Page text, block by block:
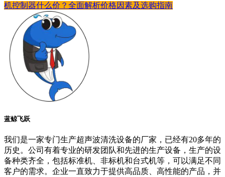
机控制器什么价？全面解析价格因素及选购指南
蓝鲸飞跃
我们是一家专门生产超声波清洗设备的厂家，已经有20多年的
历史。公司有着专业的研发团队和先进的生产设备，生产的设
备种类齐全，包括标准机、非标机和台式机等，可以满足不同
客户的需求。企业一直致力于提供高品质、高性能的产品，并